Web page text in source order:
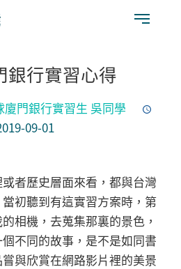
銀行實習心得
門銀行實習生 吳同學
09-01
者歷史層面來看，都與台灣
初聽到有這實習方案時，第
相機，去蒐集那裏的景色，
不同的故事，是不是如同書
與欣賞在網路影片裡的美景